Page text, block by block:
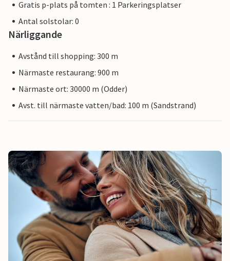
Gratis p-plats på tomten : 1 Parkeringsplatser
Antal solstolar: 0
Närliggande
Avstånd till shopping: 300 m
Närmaste restaurang: 900 m
Närmaste ort: 30000 m (Odder)
Avst. till närmaste vatten/bad: 100 m (Sandstrand)